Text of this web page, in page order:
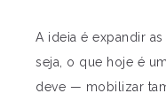
A ideia é expandir
seja, o que hoje é
deve — mobilizar